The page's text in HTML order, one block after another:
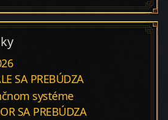
SA PREBÚDZA
systéme
SA PREBÚDZA